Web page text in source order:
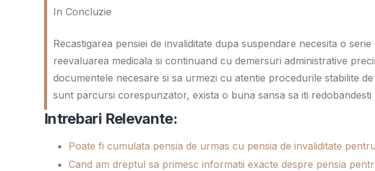
In Concluzie
Recastigarea pensiei de invaliditate dupa suspendare necesita o
reevaluarea medicala si continuand cu demersuri administrative
documentele necesare si sa urmezi cu atentie procedurile stabilite
sunt parcursi corespunzator, exista o buna sansa sa iti redobandesti
Intrebari Relevante:
Poate fi cumulata pensia de urmas cu pensia de invaliditate
Cand am dreptul sa primesc informatii exacte despre pensia